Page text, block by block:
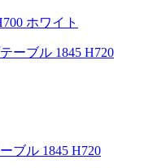
ホワイト
ブル 1845 H720